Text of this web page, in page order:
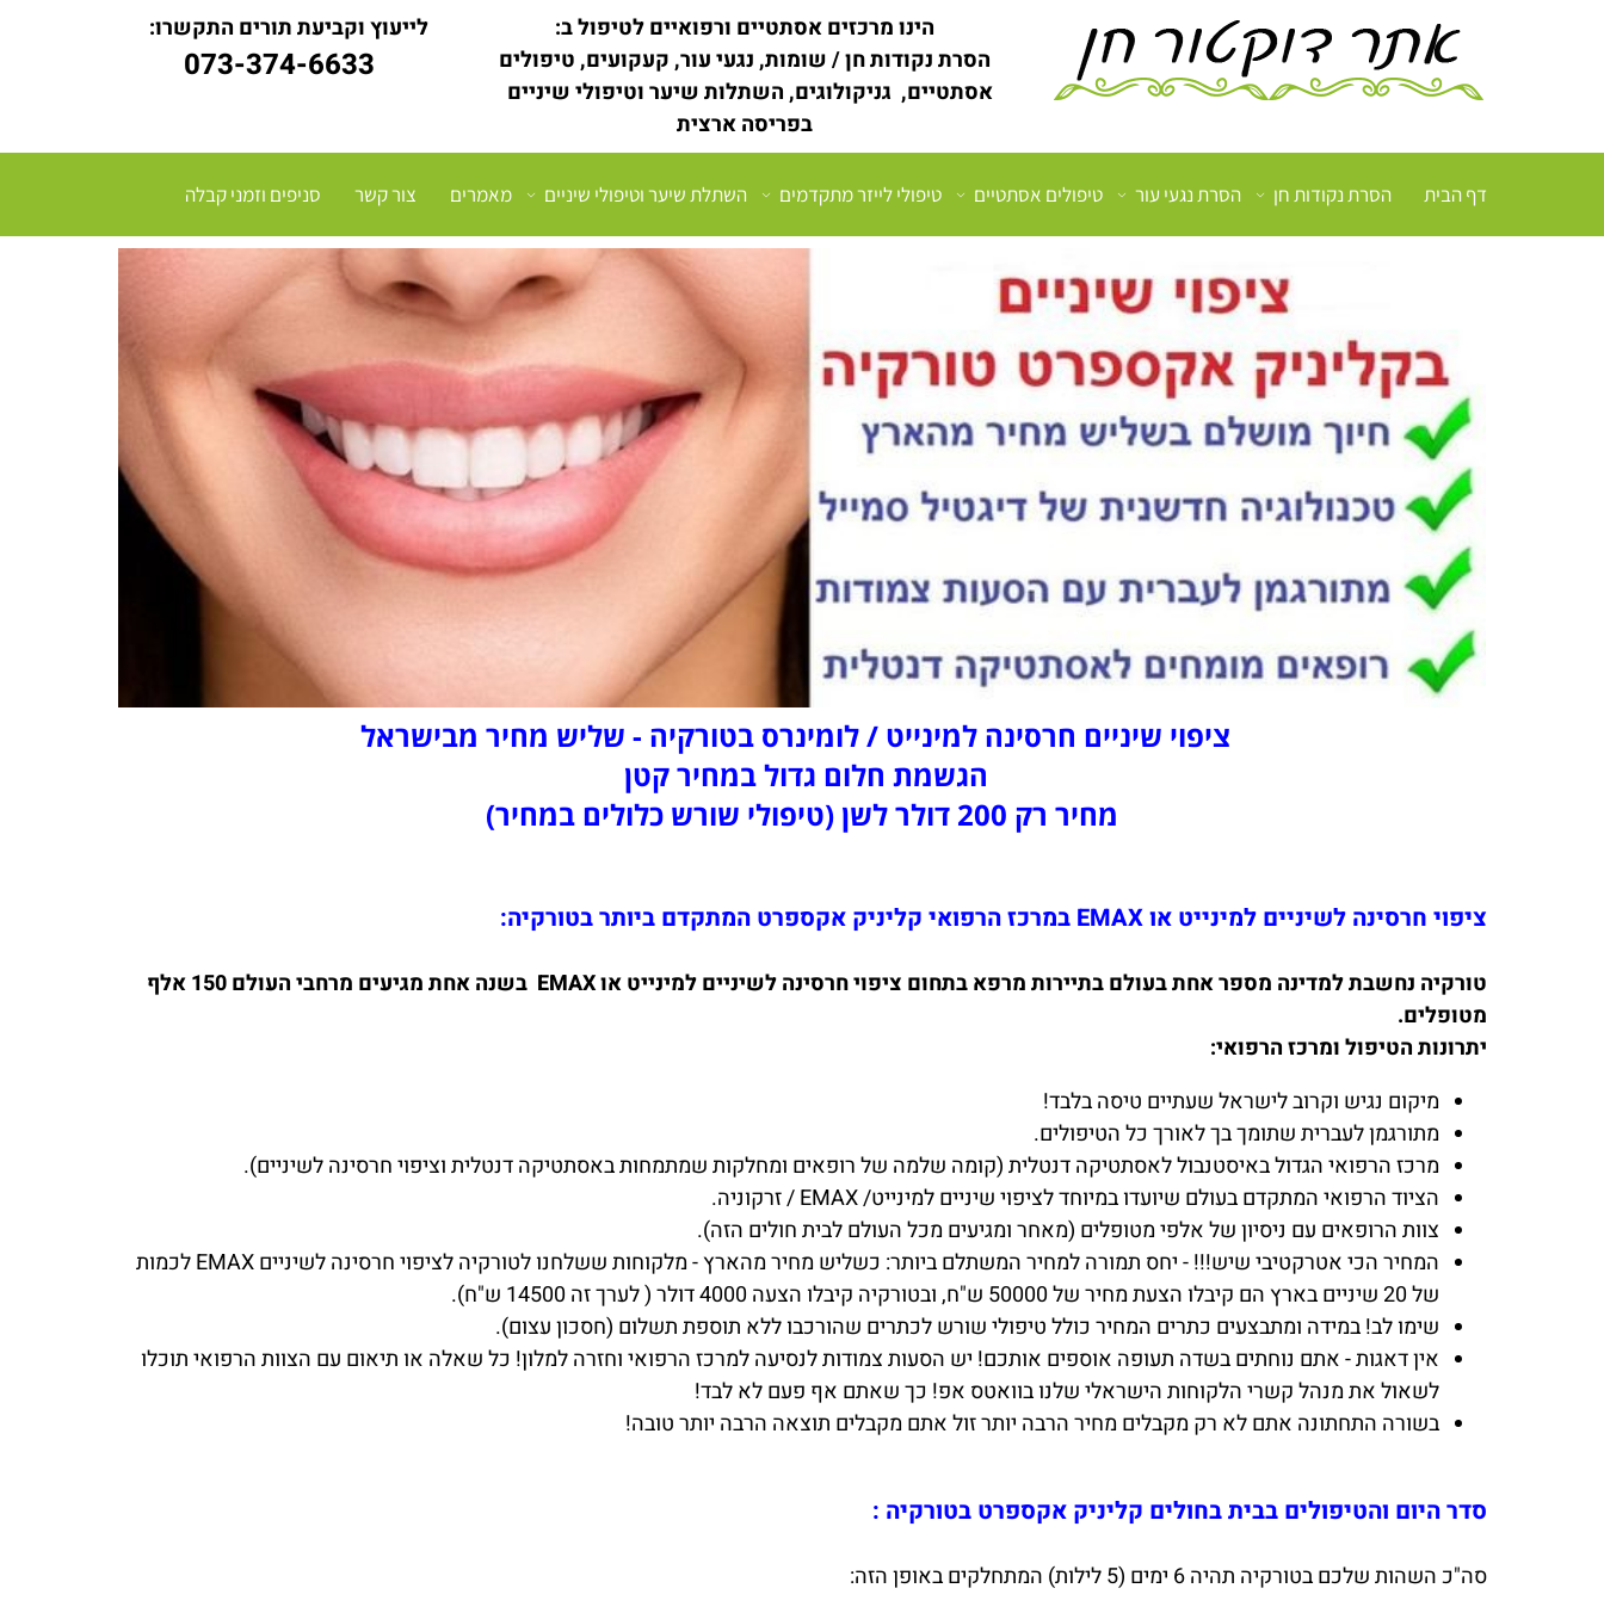
הינו מרכזים אסתטיים ורפואיים לטיפול ב:
הסרת נקודות חן / שומות, נגעי עור, קעקועים, טיפולים
אסתטיים, גניקולוגים, השתלות שיער וטיפולי שיניים
בפריסה ארצית
לייעוץ וקביעת תורים התקשרו:
073-374-6633
דף הבית הסרת נקודות חן הסרת נגעי עור טיפולים אסתטיים טיפולי לייזר מתקדמים השתלת שיער וטיפולי שיניים מאמרים צור קשר סניפים וזמני קבלה
ציפוי שיניים חרסינה למינייט / לומינרס בטורקיה - שליש מחיר מבישראל
הגשמת חלום גדול במחיר קטן
מחיר רק 200 דולר לשן (טיפולי שורש כלולים במחיר)
ציפוי חרסינה לשיניים למינייט או EMAX במרכז הרפואי קליניק אקספרט המתקדם ביותר בטורקיה:
טורקיה נחשבת למדינה מספר אחת בעולם בתיירות מרפא בתחום ציפוי חרסינה לשיניים למינייט או EMAX
בשנה אחת מגיעים מרחבי העולם 150 אלף
מטופלים.
יתרונות הטיפול ומרכז הרפואי:
מיקום נגיש וקרוב לישראל שעתיים טיסה בלבד!
מתורגמן לעברית שתומך בך לאורך כל הטיפולים.
מרכז הרפואי הגדול באיסטנבול לאסתטיקה דנטלית (קומה שלמה של רופאים ומחלקות שמתמחות באסתטיקה דנטלית וציפוי חרסינה לשיניים).
הציוד הרפואי המתקדם בעולם שיועדו במיוחד לציפוי שיניים למינייט/ EMAX / זרקוניה.
צוות הרופאים עם ניסיון של אלפי מטופלים (מאחר ומגיעים מכל העולם לבית חולים הזה).
המחיר הכי אטרקטיבי שיש!!! - יחס תמורה למחיר המשתלם ביותר: כשליש מחיר מהארץ - מלקוחות ששלחנו לטורקיה לציפוי חרסינה לשיניים EMAX לכמות
של 20 שיניים בארץ הם קיבלו הצעת מחיר של 50000 ש"ח, ובטורקיה קיבלו הצעה 4000 דולר ( לערך זה 14500 ש"ח).
שימו לב! במידה ומתבצעים כתרים המחיר כולל טיפולי שורש לכתרים שהורכבו ללא תוספת תשלום (חסכון עצום).
אין דאגות - אתם נוחתים בשדה תעופה אוספים אותכם! יש הסעות צמודות לנסיעה למרכז הרפואי וחזרה למלון! כל שאלה או תיאום עם הצוות הרפואי תוכלו
לשאול את מנהל קשרי הלקוחות הישראלי שלנו בוואטס אפ! כך שאתם אף פעם לא לבד!
בשורה התחתונה אתם לא רק מקבלים מחיר הרבה יותר זול אתם מקבלים תוצאה הרבה יותר טובה!
סדר היום והטיפולים בבית בחולים קליניק אקספרט בטורקיה :
סה"כ השהות שלכם בטורקיה תהיה 6 ימים (5 לילות) המתחלקים באופן הזה: